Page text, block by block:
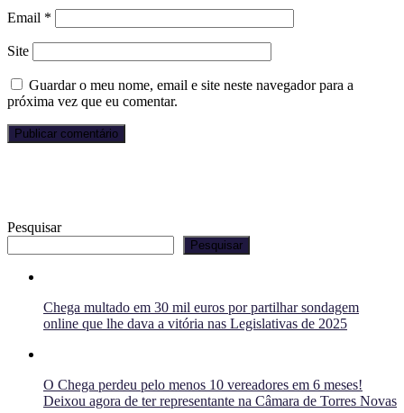
Email *
Site
Guardar o meu nome, email e site neste navegador para a
próxima vez que eu comentar.
Pesquisar
Pesquisar
Chega multado em 30 mil euros por partilhar sondagem
online que lhe dava a vitória nas Legislativas de 2025
O Chega perdeu pelo menos 10 vereadores em 6 meses!
Deixou agora de ter representante na Câmara de Torres Novas